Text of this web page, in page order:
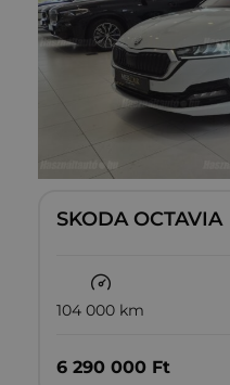
SKODA OCTAVIA
104 000 km
6‏‏‎ ‎290‏‏‎ ‎000 Ft